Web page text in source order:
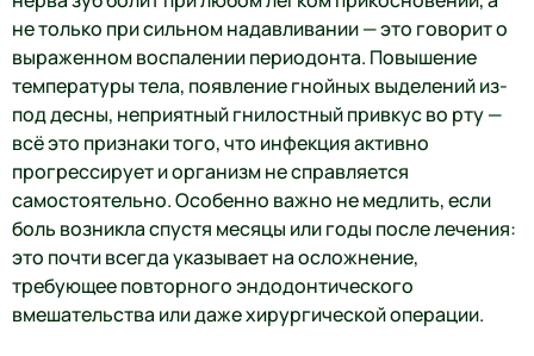
не только при сильном надавливании — это говорит о
выраженном воспалении периодонта. Повышение
температуры тела, появление гнойных выделений из-
под десны, неприятный гнилостный привкус во рту —
всё это признаки того, что инфекция активно
прогрессирует и организм не справляется
самостоятельно. Особенно важно не медлить, если
боль возникла спустя месяцы или годы после лечения:
это почти всегда указывает на осложнение,
требующее повторного эндодонтического
вмешательства или даже хирургической операции.